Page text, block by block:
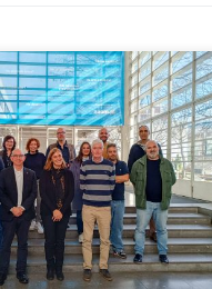
a Presidência da Escola de
Olsson e Lars Montellius da
foi a partilha de modelos
e recompensa da excelência
início com intervenção do Professor